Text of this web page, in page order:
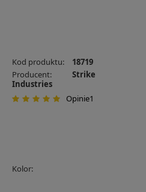
Kod produktu:
18719
Producent:
Strike
Industries
Opinie1
Kolor